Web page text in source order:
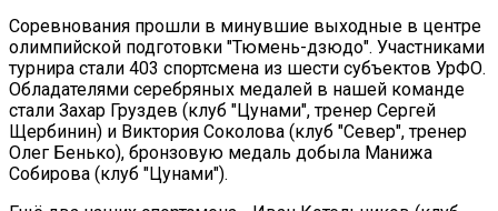
Соревнования прошли в минувшие выходные в центре
олимпийской подготовки "Тюмень-дзюдо". Участниками
турнира стали 403 спортсмена из шести субъектов УрФО.
Обладателями серебряных медалей в нашей команде
стали Захар Груздев (клуб "Цунами", тренер Сергей
Щербинин) и Виктория Соколова (клуб "Север", тренер
Олег Бенько), бронзовую медаль добыла Манижа
Собирова (клуб "Цунами").